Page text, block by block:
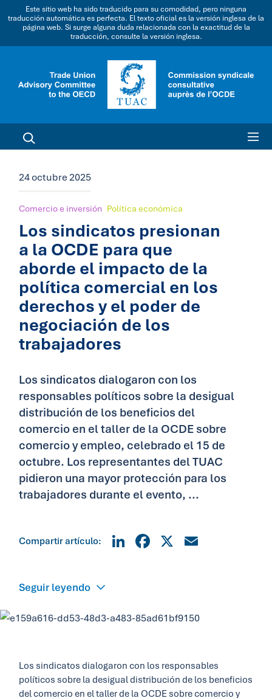
Este sitio web ha sido traducido para su comodidad, pero ninguna
traducción automática es perfecta. El texto oficial es la versión inglesa de la
página web. Si surge alguna duda relacionada con la exactitud de la
traducción, consulte la versión inglesa.
24 octubre 2025
Comercio e inversión Política económica
Los sindicatos presionan
a la OCDE para que
aborde el impacto de la
política comercial en los
derechos y el poder de
negociación de los
trabajadores
Los sindicatos dialogaron con los
responsables políticos sobre la desigual
distribución de los beneficios del
comercio en el taller de la OCDE sobre
comercio y empleo, celebrado el 15 de
octubre. Los representantes del TUAC
pidieron una mayor protección para los
trabajadores durante el evento, ...
Compartir artículo: LinkedIn
Facebook
X
Seguir leyendo
Los sindicatos dialogaron con los responsables
políticos sobre la desigual distribución de los beneficios
del comercio en el taller de la OCDE sobre comercio y